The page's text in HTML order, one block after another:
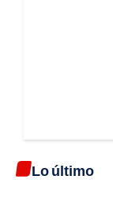
Lo último